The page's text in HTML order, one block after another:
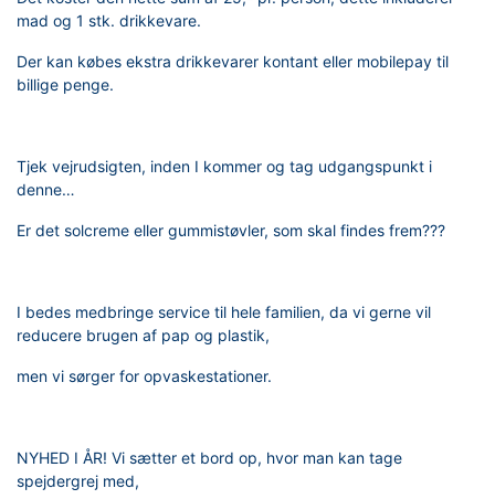
mad og 1 stk. drikkevare.
Der kan købes ekstra drikkevarer kontant eller mobilepay til
billige penge.
Tjek vejrudsigten, inden I kommer og tag udgangspunkt i
denne…
Er det solcreme eller gummistøvler, som skal findes frem???
I bedes medbringe service til hele familien, da vi gerne vil
reducere brugen af pap og plastik,
men vi sørger for opvaskestationer.
NYHED I ÅR! Vi sætter et bord op, hvor man kan tage
spejdergrej med,